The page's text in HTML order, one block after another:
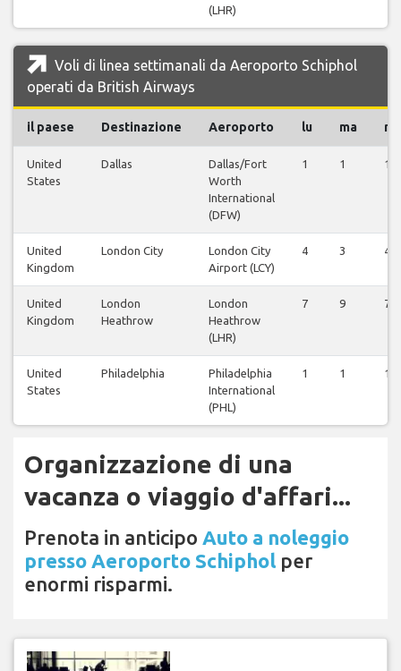
(LHR)
Voli di linea settimanali da Aeroporto Schiphol
operati da British Airways
il paese Destinazione Aeroporto lu ma
United
States
Dallas
Dallas/Fort
Worth
International
(DFW)
1 1 1
United
Kingdom
London City
London City
Airport (LCY)
4 3 4
United
Kingdom
London
Heathrow
London
Heathrow
(LHR)
7 9 7
United
States
Philadelphia
Philadelphia
International
(PHL)
1 1 1
Organizzazione di una
vacanza o viaggio d'affari...
Prenota in anticipo Auto a noleggio
presso Aeroporto Schiphol per
enormi risparmi.